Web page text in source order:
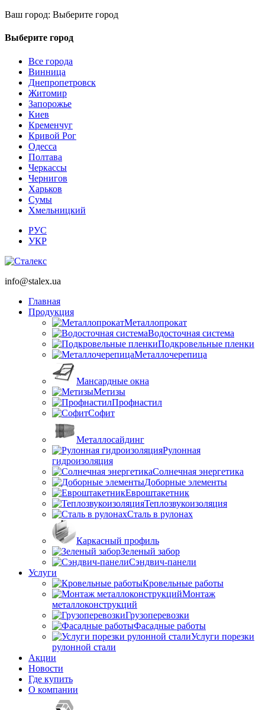
Ваш город: Выберите город
Выберите город
Все города
Винница
Днепропетровск
Житомир
Запорожье
Киев
Кременчуг
Кривой Рог
Одесса
Полтава
Черкассы
Чернигов
Харьков
Сумы
Хмельницкий
РУС
УКР
info@stalex.ua
Главная
Продукция
Металлопрокат
Водосточная система
Подкровельные пленки
Металлочерепица
Мансардные окна
Метизы
Профнастил
Софит
Металлосайдинг
Рулонная
гидроизоляция
Солнечная энергетика
Доборные элементы
Евроштакетник
Теплозвукоизоляция
Сталь в рулонах
Каркасный профиль
Зеленый забор
Сэндвич-панели
Услуги
Кровельные работы
Монтаж
металлоконструкций
Грузоперевозки
Фасадные работы
Услуги порезки
рулонной стали
Акции
Новости
Где купить
О компании